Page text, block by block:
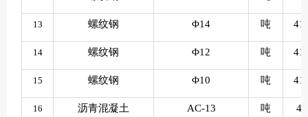
13 螺纹钢 Φ14 吨
14 螺纹钢 Φ12 吨
15 螺纹钢 Φ10 吨
16 沥青混凝土 AC-13 吨